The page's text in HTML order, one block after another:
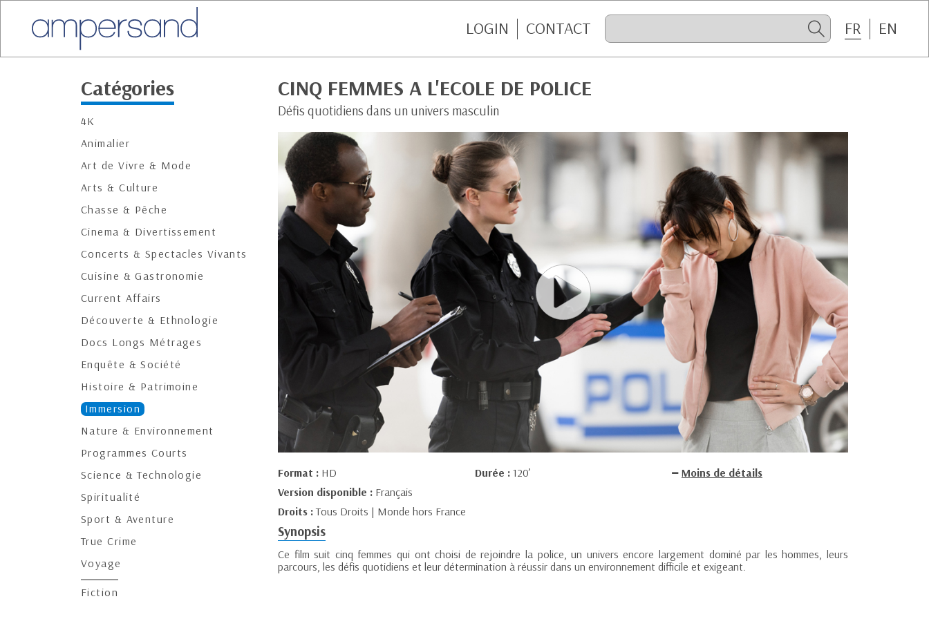
LOGIN CONTACT FR EN
Catégories
4K
Animalier
Art de Vivre & Mode
Arts & Culture
Chasse & Pêche
Cinema & Divertissement
Concerts & Spectacles Vivants
Cuisine & Gastronomie
Current Affairs
Découverte & Ethnologie
Docs Longs Métrages
Enquête & Société
Histoire & Patrimoine
Immersion
Nature & Environnement
Programmes Courts
Science & Technologie
Spiritualité
Sport & Aventure
True Crime
Voyage
Fiction
CINQ FEMMES A L'ECOLE DE POLICE
Défis quotidiens dans un univers masculin
Format : HD Durée : 120’
Moins de détails
Version disponible : Français
Droits :Tous Droits | Monde hors France
Synopsis
Ce film suit cinq femmes qui ont choisi de rejoindre la police, un univers encore largement dominé par les hommes, leurs
parcours, les défis quotidiens et leur détermination à réussir dans un environnement difficile et exigeant.